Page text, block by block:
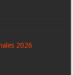
2026